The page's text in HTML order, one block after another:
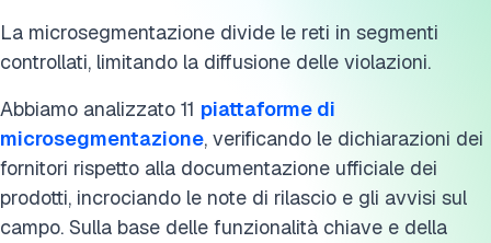
La microsegmentazione divide le reti in segmenti
controllati, limitando la diffusione delle violazioni.
Abbiamo analizzato 11 piattaforme di
microsegmentazione, verificando le dichiarazioni dei
fornitori rispetto alla documentazione ufficiale dei
prodotti, incrociando le note di rilascio e gli avvisi sul
campo. Sulla base delle funzionalità chiave e della
Zscaler Private Access (ZPA)
Cisco Secure Workload
Flow Virtual Networking
Che cos'è la microsegmentazione?
Vantaggi degli strumenti di microsegmentazione